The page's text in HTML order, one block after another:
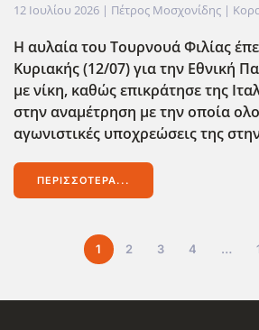
12 Ιουλίου 2026 | Πέτρος Μοσχονίδης |
Η αυλαία του Τουρνουά Φιλίας
Κυριακής (12/07) για την Εθνική
με νίκη, καθώς επικράτησε της
στην αναμέτρηση με την οποία
αγωνιστικές υποχρεώσεις της
ΠΕΡΙΣΣΌΤΕΡΑ...
1 2 3 4 …